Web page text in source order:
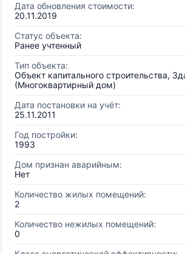
Дата обновления стоимости:
20.11.2019
Статус объекта:
Ранее учтенный
Тип объекта:
Объект капитального строительства,
(Многоквартирный дом)
Дата постановки на учёт:
25.11.2011
Год постройки:
1993
Дом признан аварийным:
Нет
Количество жилых помещений:
2
Количество нежилых помещений:
0